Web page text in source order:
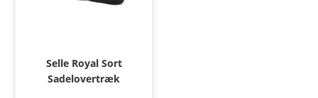
Selle Royal Sort
Sadelovertræk